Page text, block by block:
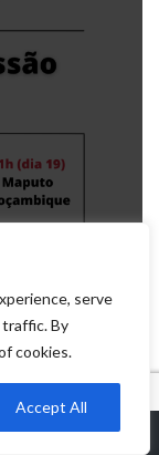
serve
traffic. By
cookies.
Accept All
Aberta